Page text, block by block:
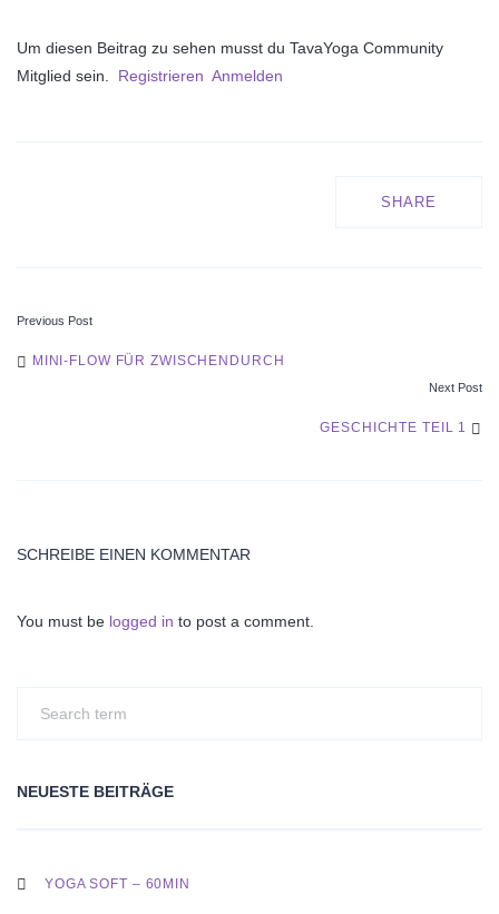
Um diesen Beitrag zu sehen musst du TavaYoga Community
Mitglied sein. Registrieren Anmelden
SHARE
Previous Post
MINI-FLOW FÜR ZWISCHENDURCH
Next Post
GESCHICHTE TEIL 1
SCHREIBE EINEN KOMMENTAR
You must be logged in to post a comment.
NEUESTE BEITRÄGE
YOGA SOFT – 60MIN